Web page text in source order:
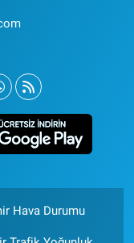
Hava Durumu